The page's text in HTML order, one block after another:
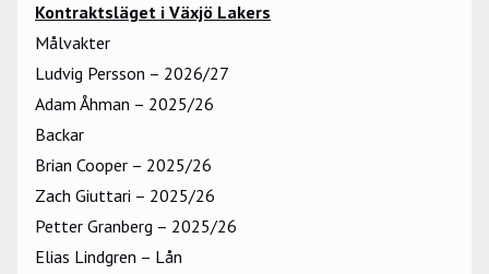
Kontraktsläget i Växjö Lakers
Målvakter
Ludvig Persson – 2026/27
Adam Åhman – 2025/26
Backar
Brian Cooper – 2025/26
Zach Giuttari – 2025/26
Petter Granberg – 2025/26
Elias Lindgren – Lån